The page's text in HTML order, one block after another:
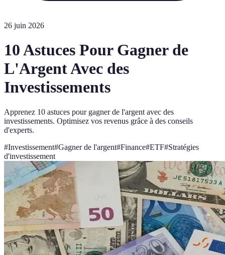
26 juin 2026
10 Astuces Pour Gagner de
L'Argent Avec des
Investissements
Apprenez 10 astuces pour gagner de l'argent avec des
investissements. Optimisez vos revenus grâce à des conseils
d'experts.
#Investissement#Gagner de l'argent#Finance#ETF#Stratégies
d'investissement